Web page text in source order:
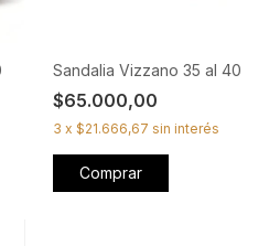
Sandalia Vizzano 35 al 40
$65.000,00
3 x $21.666,67 sin interés
Comprar